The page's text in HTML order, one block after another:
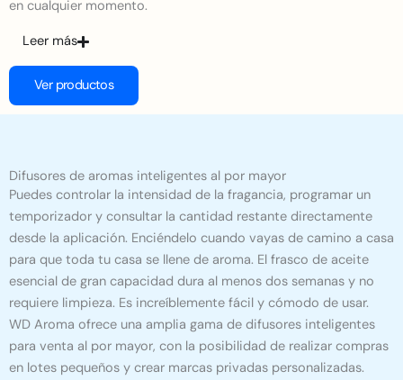
en cualquier momento.
Leer más
Ver productos
Difusores de aromas inteligentes al por mayor
Puedes controlar la intensidad de la fragancia, programar un
temporizador y consultar la cantidad restante directamente
desde la aplicación. Enciéndelo cuando vayas de camino a casa
para que toda tu casa se llene de aroma. El frasco de aceite
esencial de gran capacidad dura al menos dos semanas y no
requiere limpieza. Es increíblemente fácil y cómodo de usar.
WD Aroma ofrece una amplia gama de difusores inteligentes
para venta al por mayor, con la posibilidad de realizar compras
en lotes pequeños y crear marcas privadas personalizadas.